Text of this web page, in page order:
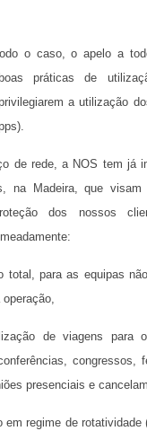
o caso, o apelo a
práticas de
autilização
de rede, a NOS tem já
na Madeira, que visam
dos nossos
total, para as equipas
de viagens para
congressos,
presenciais e
em regime de rotatividade